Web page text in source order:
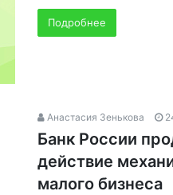
Подробнее
Анастасия Зенькова
Банк России
действие
малого бизнеса